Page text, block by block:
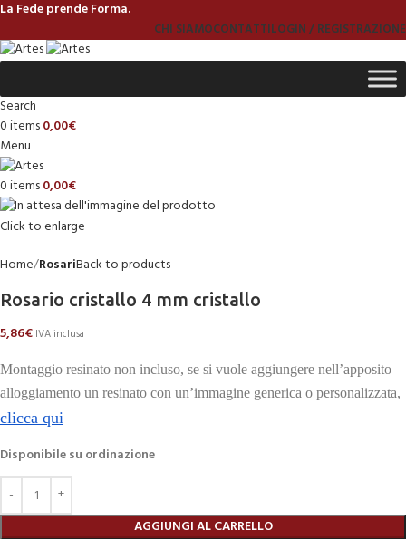
La Fede prende Forma.
CHI SIAMOCONTATTILOGIN / REGISTRAZIONE
Search
0items0,00€
Menu
0items0,00€
Click to enlarge
Home RosariBack to products
Rosario cristallo 4 mm cristallo
5,86€ IVA inclusa
Montaggio resinato non incluso, se si vuole aggiungere nell’apposito
alloggiamento un resinato con un’immagine generica o personalizzata,
clicca qui
Disponibile su ordinazione
AGGIUNGI AL CARRELLO